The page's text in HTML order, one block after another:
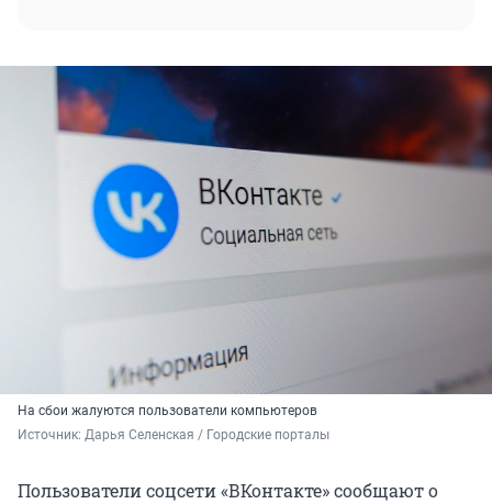
На сбои жалуются пользователи компьютеров
Источник: Дарья Селенская / Городские порталы
Пользователи соцсети «ВКонтакте» сообщают о